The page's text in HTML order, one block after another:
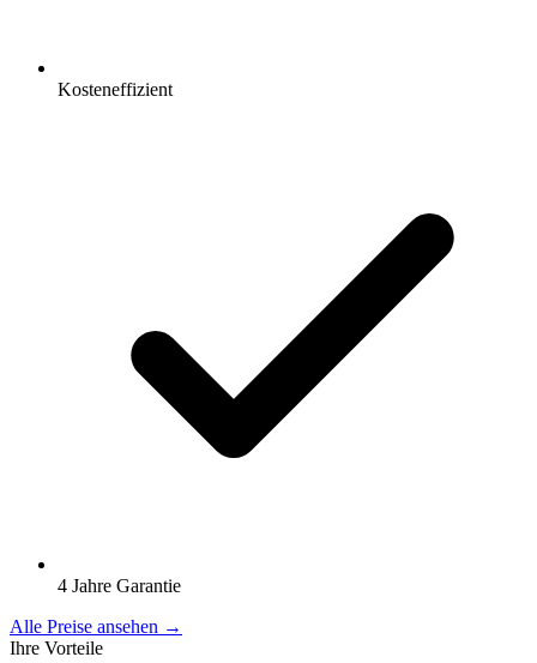
Kosteneffizient
4 Jahre Garantie
Alle Preise ansehen →
Ihre Vorteile